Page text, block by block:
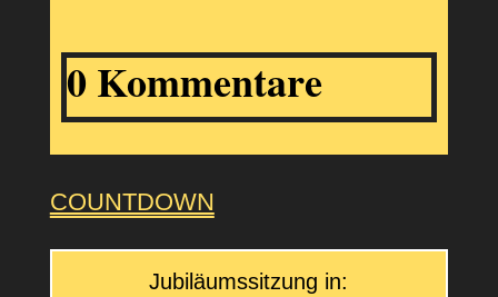
0 Kommentare
COUNTDOWN
Jubiläumssitzung in: